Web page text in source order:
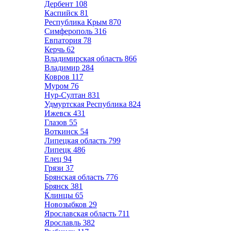
Дербент 108
Каспийск 81
Республика Крым 870
Симферополь 316
Евпатория 78
Керчь 62
Владимирская область 866
Владимир 284
Ковров 117
Муром 76
Нур-Султан 831
Удмуртская Республика 824
Ижевск 431
Глазов 55
Воткинск 54
Липецкая область 799
Липецк 486
Елец 94
Грязи 37
Брянская область 776
Брянск 381
Клинцы 65
Новозыбков 29
Ярославская область 711
Ярославль 382